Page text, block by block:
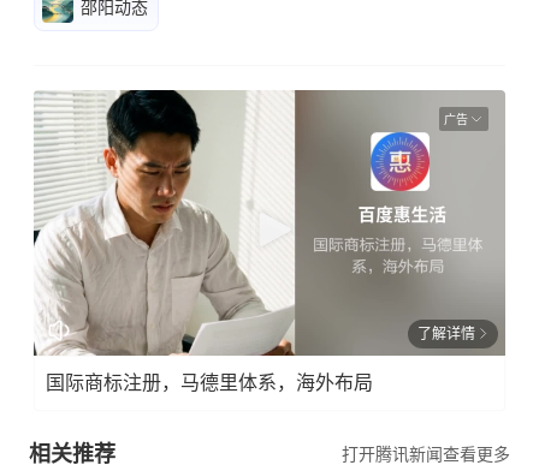
邵阳动态
广告
了解详情
国际商标注册，马德里体系，海外布局
相关推荐 打开腾讯新闻查看更多